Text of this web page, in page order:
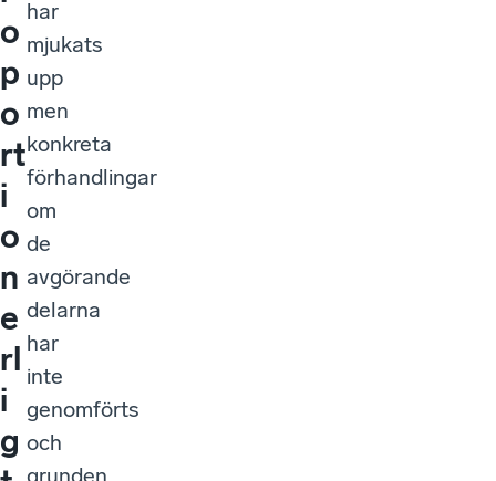
o
p
o
rt
i
o
n
e
rl
i
g
har
mjukats
upp
men
konkreta
förhandlingar
om
de
avgörande
delarna
har
inte
genomförts
och
grunden